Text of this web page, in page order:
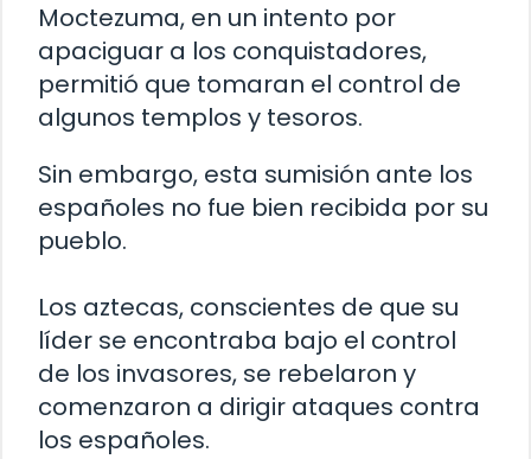
Moctezuma, en un intento por
apaciguar a los conquistadores,
permitió que tomaran el control de
algunos templos y tesoros.
Sin embargo, esta sumisión ante los
españoles no fue bien recibida por su
pueblo.
Los aztecas, conscientes de que su
líder se encontraba bajo el control
de los invasores, se rebelaron y
comenzaron a dirigir ataques contra
los españoles.